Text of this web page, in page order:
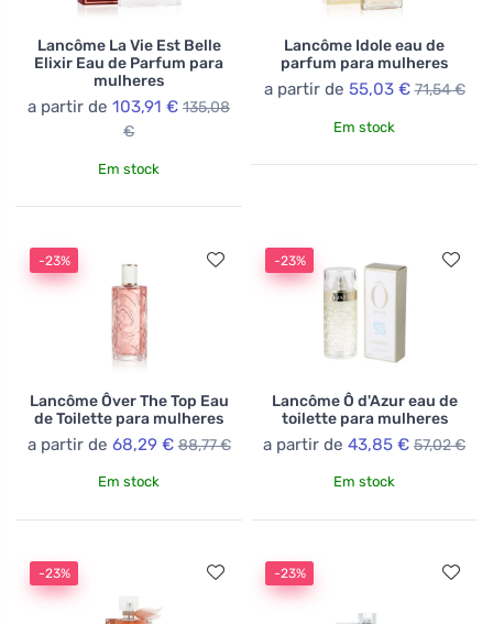
Lancôme La Vie Est Belle
Elixir Eau de Parfum para
mulheres
a partir de 103,91 € 135,08
€
Em stock
Lancôme Idole eau de
parfum para mulheres
a partir de 55,03 € 71,54 €
Em stock
-23%
Lancôme Ôver The Top Eau
de Toilette para mulheres
a partir de 68,29 € 88,77 €
Em stock
-23%
Lancôme Ô d'Azur eau de
toilette para mulheres
a partir de 43,85 € 57,02 €
Em stock
-23% -23%